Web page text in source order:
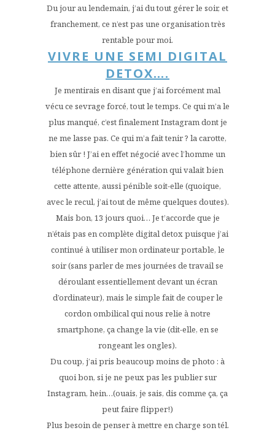
Du jour au lendemain, j’ai du tout gérer le soir, et
franchement, ce n’est pas une organisation très
rentable pour moi.
VIVRE UNE SEMI DIGITAL
DETOX….
Je mentirais en disant que j’ai forcément mal
vécu ce sevrage forcé, tout le temps. Ce qui m’a le
plus manqué, c’est finalement Instagram dont je
ne me lasse pas. Ce qui m’a fait tenir ? la carotte,
bien sûr ! J’ai en effet négocié avec l’homme un
téléphone dernière génération qui valait bien
cette attente, aussi pénible soit-elle (quoique,
avec le recul, j’ai tout de même quelques doutes).
Mais bon, 13 jours quoi… Je t’accorde que je
n’étais pas en complète digital detox puisque j’ai
continué à utiliser mon ordinateur portable, le
soir (sans parler de mes journées de travail se
déroulant essentiellement devant un écran
d’ordinateur), mais le simple fait de couper le
cordon ombilical qui nous relie à notre
smartphone, ça change la vie (dit-elle, en se
rongeant les ongles).
Du coup, j’ai pris beaucoup moins de photo : à
quoi bon, si je ne peux pas les publier sur
Instagram, hein…(ouais, je sais, dis comme ça, ça
peut faire flipper!)
Plus besoin de penser à mettre en charge son tél.